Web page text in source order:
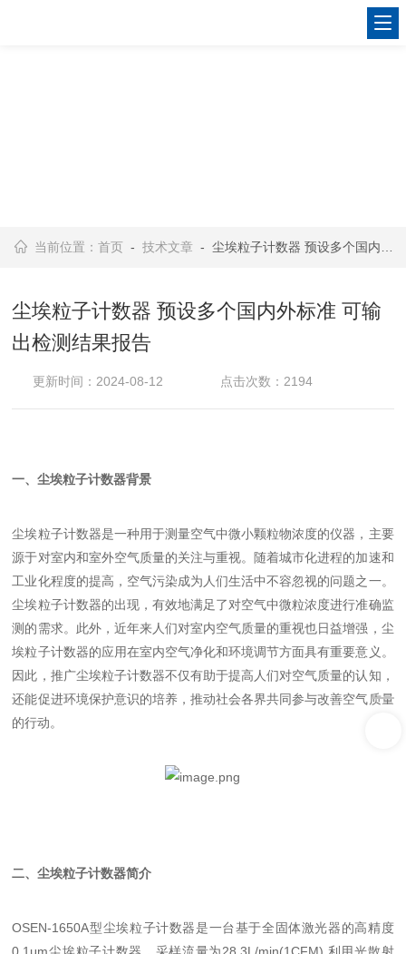
当前位置：首页 -技术文章 - 尘埃粒子计数器 预设多个国内外标准 可输出检测结果报告
尘埃粒子计数器 预设多个国内外标准 可输
出检测结果报告
更新时间：2024-08-12 点击次数：2194
一、尘埃粒子计数器背景
尘埃粒子计数器是一种用于测量空气中微小颗粒物浓度的仪器，主要
源于对室内和室外空气质量的关注与重视。随着城市化进程的加速和
工业化程度的提高，空气污染成为人们生活中不容忽视的问题之一。
尘埃粒子计数器的出现，有效地满足了对空气中微粒浓度进行准确监
测的需求。此外，近年来人们对室内空气质量的重视也日益增强，尘
埃粒子计数器的应用在室内空气净化和环境调节方面具有重要意义。
因此，推广尘埃粒子计数器不仅有助于提高人们对空气质量的认知，
还能促进环境保护意识的培养，推动社会各界共同参与改善空气质量
的行动。
二、尘埃粒子计数器简介
OSEN-1650A型尘埃粒子计数器是一台基于全固体激光器的高精度